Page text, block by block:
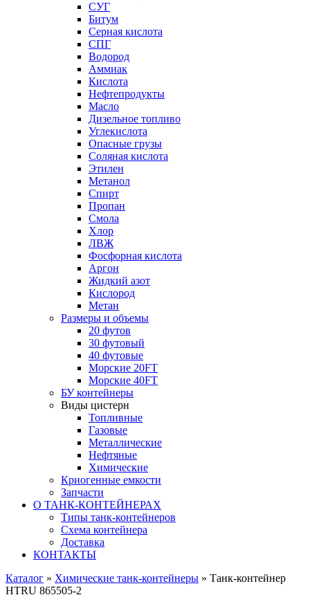
СУГ
Битум
Серная кислота
СПГ
Водород
Аммиак
Кислота
Нефтепродукты
Масло
Дизельное топливо
Углекислота
Опасные грузы
Соляная кислота
Этилен
Метанол
Спирт
Пропан
Смола
Хлор
ЛВЖ
Фосфорная кислота
Аргон
Жидкий азот
Кислород
Метан
Размеры и объемы
20 футов
30 футовый
40 футовые
Морские 20FT
Морские 40FT
БУ контейнеры
Виды цистерн
Топливные
Газовые
Металлические
Нефтяные
Химические
Криогенные емкости
Запчасти
О ТАНК-КОНТЕЙНЕРАХ
Типы танк-контейнеров
Схема контейнера
Доставка
КОНТАКТЫ
Каталог » Химические танк-контейнеры » Танк-контейнер
HTRU 865505-2